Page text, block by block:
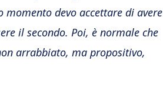
momento devo accettare di avere
il secondo. Poi, è normale che
arrabbiato, ma propositivo,